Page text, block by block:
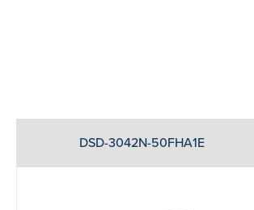
DSD-3042N-50FHA1E